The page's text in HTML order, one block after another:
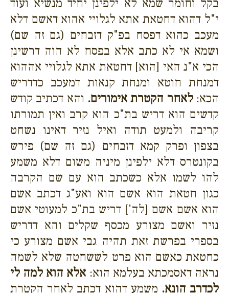
בקל וחומר שמא לא ילפינן יחיד מנשיא ועוד
י"ל דהוא דחטאת אתא לגלויי אהוא דאשם דלא
מעכב כהוא דפסח בפ"ק דזבחים (גם זה שם)
ושמא אי לא כתב אלא בפסח לא הוה דרשינן
הכי א"נ האי [הוא] דחטאת אתא לגלויי אההוא
דמנחת חוטא ומנחת קנאות דמעכב כדדריש
הכא:לאחר הקטרת אימורים. והא דכתיב קודש
קדשים הוא דריש בת"כ הוא קרב ואין תמורתו
קריבה ולמעט תודה ואיל נזיר דאינו נשחט
בצפון ופרק קמא דזבחים (גם זה שם) פירש
בקונטרס דלא ילפינן מיניה משום דלא משמע
להו לשמו אלא כשכתב הוא עם שם הקרבה
כגון חטאת הוא אשם הוא ואע"ג דכתב אשם
הוא אשם אשם [לה'] דריש בת"כ למעוטי אשם
נזיר ואשם מצורע מכסף שקלים והא דדריש
בספרי בפרשת זאת תהיה גבי אשם מצורע כי
כחטאת כאשם הוא פרט לששחטה שלא לשמה
נראה דאסמכתא בעלמא הוא: אלא הוא למה לי
לכדרב הונא. משמע דהוא דכתב לאחר הקטרת